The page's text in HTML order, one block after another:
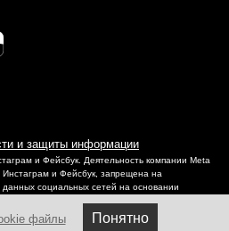
и защиты информации
и Фейсбук. Деятельность компании Meta
и Фейсбук, запрещена на
социальных сетей на основании
файлы Понятно